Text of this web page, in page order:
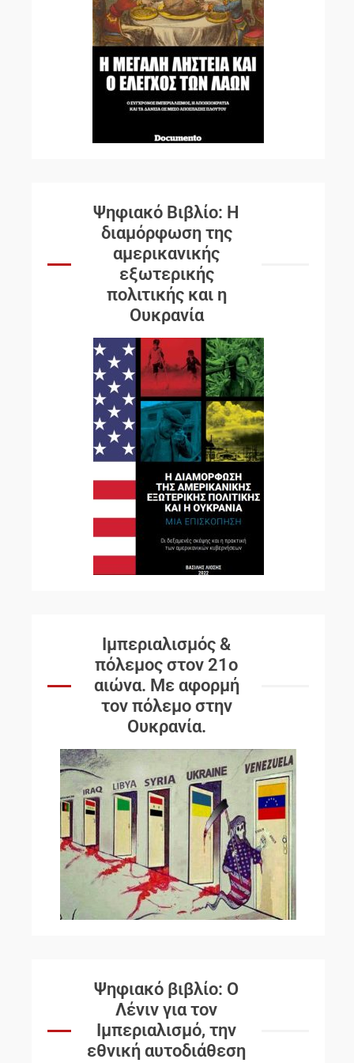
Ψηφιακό Βιβλίο: Η
διαμόρφωση της
αμερικανικής
εξωτερικής
πολιτικής και η
Ουκρανία
Ιμπεριαλισμός &
πόλεμος στον 21ο
αιώνα. Mε αφορμή
τον πόλεμο στην
Ουκρανία.
Ψηφιακό βιβλίο: Ο
Λένιν για τον
Ιμπεριαλισμό, την
εθνική αυτοδιάθεση